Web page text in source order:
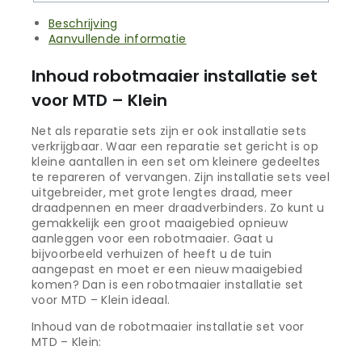
Beschrijving
Aanvullende informatie
Inhoud robotmaaier installatie set
voor MTD – Klein
Net als reparatie sets zijn er ook installatie sets
verkrijgbaar. Waar een reparatie set gericht is op
kleine aantallen in een set om kleinere gedeeltes
te repareren of vervangen. Zijn installatie sets veel
uitgebreider, met grote lengtes draad, meer
draadpennen en meer draadverbinders. Zo kunt u
gemakkelijk een groot maaigebied opnieuw
aanleggen voor een robotmaaier. Gaat u
bijvoorbeeld verhuizen of heeft u de tuin
aangepast en moet er een nieuw maaigebied
komen? Dan is een robotmaaier installatie set
voor MTD – Klein ideaal.
Inhoud van de robotmaaier installatie set voor
MTD – Klein: